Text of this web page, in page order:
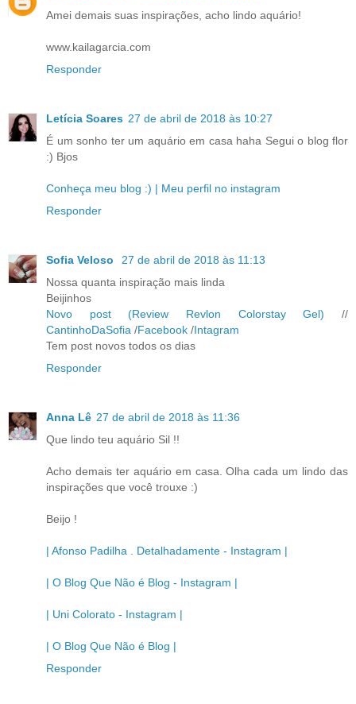
Amei demais suas inspirações, acho lindo aquário!
www.kailagarcia.com
Responder
Letícia Soares 27 de abril de 2018 às 10:27
É um sonho ter um aquário em casa haha Segui o blog flor
:) Bjos
Conheça meu blog :) | Meu perfil no instagram
Responder
Sofia Veloso
27 de abril de 2018 às 11:13
Nossa quanta inspiração mais linda
Beijinhos
Novo post (Review Revlon Colorstay Gel) //
CantinhoDaSofia /Facebook /Intagram
Tem post novos todos os dias
Responder
Anna Lê 27 de abril de 2018 às 11:36
Que lindo teu aquário Sil !!
Acho demais ter aquário em casa. Olha cada um lindo das
inspirações que você trouxe :)
Beijo !
| Afonso Padilha . Detalhadamente - Instagram |
| O Blog Que Não é Blog - Instagram |
| Uni Colorato - Instagram |
| O Blog Que Não é Blog |
Responder